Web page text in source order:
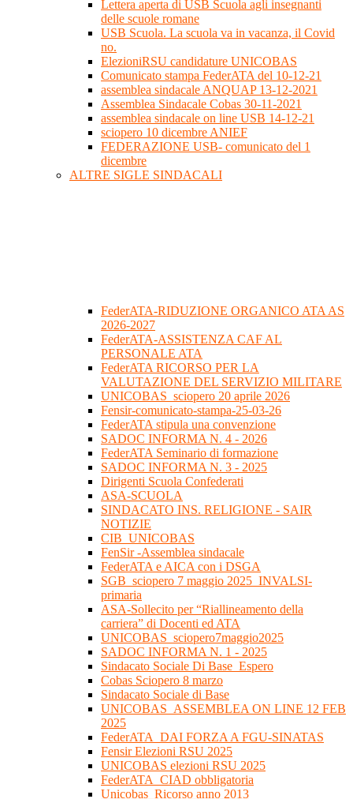
Lettera aperta di USB Scuola agli insegnanti
delle scuole romane
USB Scuola. La scuola va in vacanza, il Covid
no.
ElezioniRSU candidature UNICOBAS
Comunicato stampa FederATA del 10-12-21
assemblea sindacale ANQUAP 13-12-2021
Assemblea Sindacale Cobas 30-11-2021
assemblea sindacale on line USB 14-12-21
sciopero 10 dicembre ANIEF
FEDERAZIONE USB- comunicato del 1
dicembre
ALTRE SIGLE SINDACALI
FederATA-RIDUZIONE ORGANICO ATA AS
2026-2027
FederATA-ASSISTENZA CAF AL
PERSONALE ATA
FederATA RICORSO PER LA
VALUTAZIONE DEL SERVIZIO MILITARE
UNICOBAS_sciopero 20 aprile 2026
Fensir-comunicato-stampa-25-03-26
FederATA stipula una convenzione
SADOC INFORMA N. 4 - 2026
FederATA Seminario di formazione
SADOC INFORMA N. 3 - 2025
Dirigenti Scuola Confederati
ASA-SCUOLA
SINDACATO INS. RELIGIONE - SAIR
NOTIZIE
CIB_UNICOBAS
FenSir -Assemblea sindacale
FederATA e AICA con i DSGA
SGB_sciopero 7 maggio 2025_INVALSI-
primaria
ASA-Sollecito per “Riallineamento della
carriera” di Docenti ed ATA
UNICOBAS_sciopero7maggio2025
SADOC INFORMA N. 1 - 2025
Sindacato Sociale Di Base_Espero
Cobas Sciopero 8 marzo
Sindacato Sociale di Base
UNICOBAS_ASSEMBLEA ON LINE 12 FEB
2025
FederATA_DAI FORZA A FGU-SINATAS
Fensir Elezioni RSU 2025
UNICOBAS elezioni RSU 2025
FederATA_CIAD obbligatoria
Unicobas_Ricorso anno 2013